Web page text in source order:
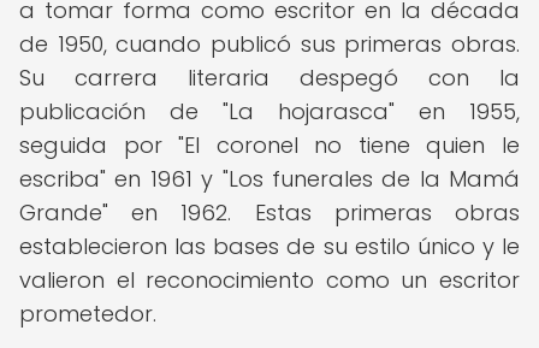
a tomar forma como escritor en la década
de 1950, cuando publicó sus primeras obras.
Su carrera literaria despegó con la
publicación de "La hojarasca" en 1955,
seguida por "El coronel no tiene quien le
escriba" en 1961 y "Los funerales de la Mamá
Grande" en 1962. Estas primeras obras
establecieron las bases de su estilo único y le
valieron el reconocimiento como un escritor
prometedor.